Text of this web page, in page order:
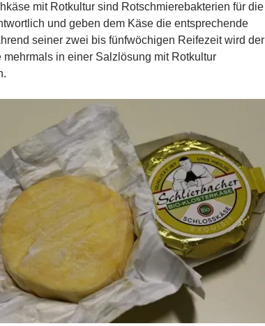
mit Rotkultur sind Rotschmierebakterien für die
und geben dem Käse die entsprechende
seiner zwei bis fünfwöchigen Reifezeit wird der
mehrmals in einer Salzlösung mit Rotkultur